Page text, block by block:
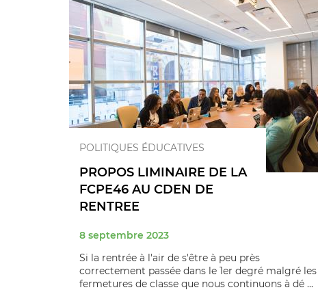
POLITIQUES ÉDUCATIVES
PROPOS LIMINAIRE DE LA
FCPE46 AU CDEN DE
RENTREE
8 septembre 2023
Si la rentrée à l'air de s'être à peu près
correctement passée dans le 1er degré malgré les
fermetures de classe que nous continuons à dé ...